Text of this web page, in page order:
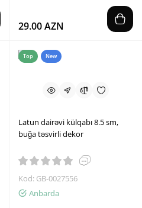
29.00 AZN
Top New
Latun dairəvi külqabı 8.5 sm,
buğa təsvirli dekor
Kod: GB-0027556
Anbarda